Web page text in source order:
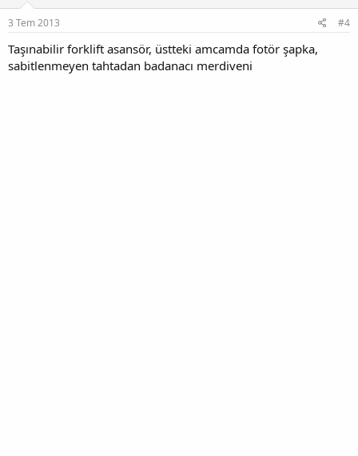
3 Tem 2013 #4
Taşınabilir forklift asansör, üstteki amcamda fotör şapka,
sabitlenmeyen tahtadan badanacı merdiveni